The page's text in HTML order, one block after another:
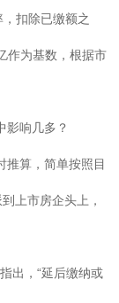
扣除已缴额之
作为基数，根据市
影响几多？
推算，简单按照目
上市房企头上，
出，“延后缴纳或